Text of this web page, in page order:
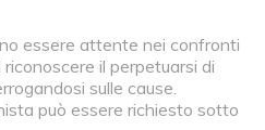
essere attente nei confronti
il perpetuarsi di
sulle cause.
può essere richiesto sotto